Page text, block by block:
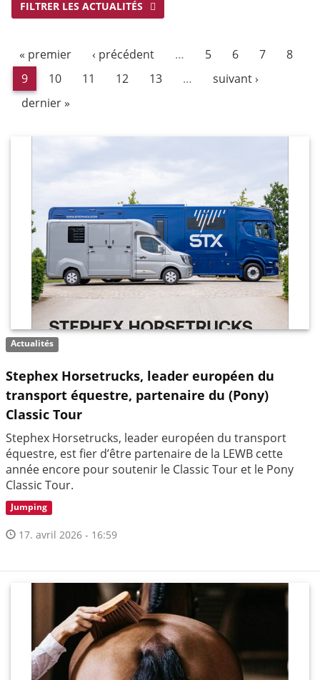
FILTRER LES ACTUALITÉS
« premier ‹ précédent … 5 6 7
8
9
10 11 12 13 …
suivant ›
dernier »
Actualités
Stephex Horsetrucks, leader européen du
transport équestre, partenaire du (Pony)
Classic Tour
Stephex Horsetrucks, leader européen du transport
équestre, est fier d’être partenaire de la LEWB cette
année encore pour soutenir le Classic Tour et le Pony
Classic Tour.
Jumping
17. avril 2026 - 16:59